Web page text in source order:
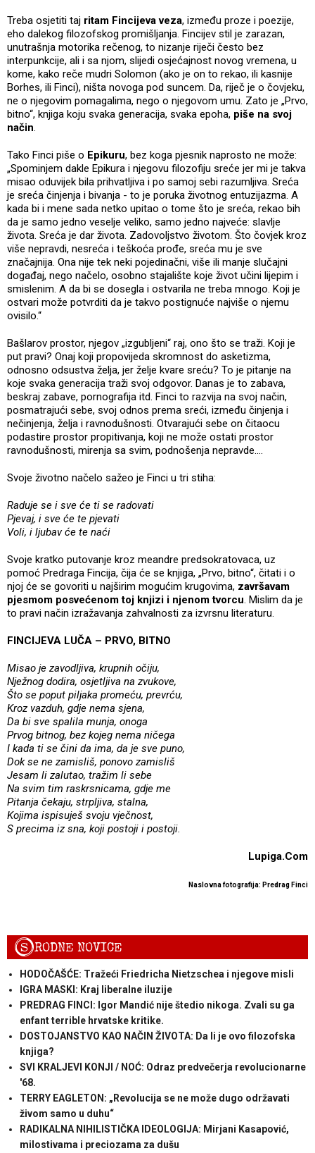
Treba osjetiti taj ritam Fincijeva veza, između proze i poezije,
eho dalekog filozofskog promišljanja. Fincijev stil je zarazan,
unutrašnja motorika rečenog, to nizanje riječi često bez
interpunkcije, ali i sa njom, slijedi osjećajnost novog vremena, u
kome, kako reče mudri Solomon (ako je on to rekao, ili kasnije
Borhes, ili Finci), ništa novoga pod suncem. Da, riječ je o čovjeku,
ne o njegovim pomagalima, nego o njegovom umu. Zato je „Prvo,
bitno“, knjiga koju svaka generacija, svaka epoha, piše na svoj
način.
Tako Finci piše o Epikuru, bez koga pjesnik naprosto ne može:
„Spominjem dakle Epikura i njegovu filozofiju sreće jer mi je takva
misao oduvijek bila prihvatljiva i po samoj sebi razumljiva. Sreća
je sreća činjenja i bivanja - to je poruka životnog entuzijazma. A
kada bi i mene sada netko upitao o tome što je sreća, rekao bih
da je samo jedno veselje veliko, samo jedno najveće: slavlje
života. Sreća je dar života. Zadovoljstvo životom. Što čovjek kroz
više nepravdi, nesreća i teškoća prođe, sreća mu je sve
značajnija. Ona nije tek neki pojedinačni, više ili manje slučajni
događaj, nego načelo, osobno stajalište koje život učini lijepim i
smislenim. A da bi se dosegla i ostvarila ne treba mnogo. Koji je
ostvari može potvrditi da je takvo postignuće najviše o njemu
ovisilo.“
Bašlarov prostor, njegov „izgubljeni“ raj, ono što se traži. Koji je
put pravi? Onaj koji propovijeda skromnost do asketizma,
odnosno odsustva želja, jer želje kvare sreću? To je pitanje na
koje svaka generacija traži svoj odgovor. Danas je to zabava,
beskraj zabave, pornografija itd. Finci to razvija na svoj način,
posmatrajući sebe, svoj odnos prema sreći, između činjenja i
nečinjenja, želja i ravnodušnosti. Otvarajući sebe on čitaocu
podastire prostor propitivanja, koji ne može ostati prostor
ravnodušnosti, mirenja sa svim, podnošenja nepravde....
Svoje životno načelo sažeo je Finci u tri stiha:
Raduje se i sve će ti se radovati
Pjevaj, i sve će te pjevati
Voli, i ljubav će te naći
Svoje kratko putovanje kroz meandre predsokratovaca, uz
pomoć Predraga Fincija, čija će se knjiga, „Prvo, bitno“, čitati i o
njoj će se govoriti u najširim mogućim krugovima, završavam
pjesmom posvećenom toj knjizi i njenom tvorcu. Mislim da je
to pravi način izražavanja zahvalnosti za izvrsnu literaturu.
FINCIJEVA LUČA – PRVO, BITNO
Misao je zavodljiva, krupnih očiju,
Nježnog dodira, osjetljiva na zvukove,
Što se poput piljaka promeću, prevrću,
Kroz vazduh, gdje nema sjena,
Da bi sve spalila munja, onoga
Prvog bitnog, bez kojeg nema ničega
I kada ti se čini da ima, da je sve puno,
Dok se ne zamisliš, ponovo zamisliš
Jesam li zalutao, tražim li sebe
Na svim tim raskrsnicama, gdje me
Pitanja čekaju, strpljiva, stalna,
Kojima ispisuješ svoju vječnost,
S precima iz sna, koji postoji i postoji.
Lupiga.Com
Naslovna fotografija: Predrag Finci
SRODNE NOVICE
HODOČAŠĆE: Tražeći Friedricha Nietzschea i njegove misli
IGRA MASKI: Kraj liberalne iluzije
PREDRAG FINCI: Igor Mandić nije štedio nikoga. Zvali su ga
enfant terrible hrvatske kritike.
DOSTOJANSTVO KAO NAČIN ŽIVOTA: Da li je ovo filozofska
knjiga?
SVI KRALJEVI KONJI / NOĆ: Odraz predvečerja revolucionarne
'68.
TERRY EAGLETON: „Revolucija se ne može dugo održavati
živom samo u duhu“
RADIKALNA NIHILISTIČKA IDEOLOGIJA: Mirjani Kasapović,
milostivama i preciozama za dušu